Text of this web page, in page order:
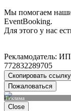
Мы помогаем
EventBooking.
Для этого у нас
Рекламодатель:
772832289705
Скопировать ссылку
Пожаловаться
Реклама
Close